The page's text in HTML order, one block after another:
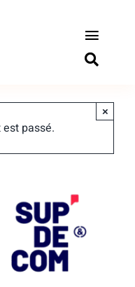
Toggle
Outils
passé.
×